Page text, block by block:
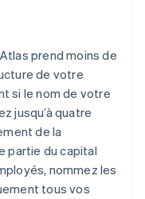
prend moins de
de votre
si le nom de votre
jusqu’à quatre
de la
partie du capital
nommez les
tous vos